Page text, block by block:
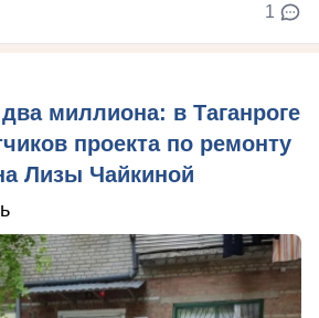
1
миллиона: в Таганроге
проекта по ремонту
Лизы Чайкиной